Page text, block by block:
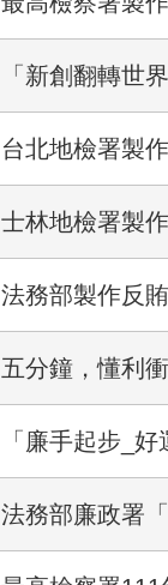
「新創翻轉世
台北地檢署製
士林地檢署製
法務部製作反
五分鐘，懂利
「廉手起步_
法務部廉政署